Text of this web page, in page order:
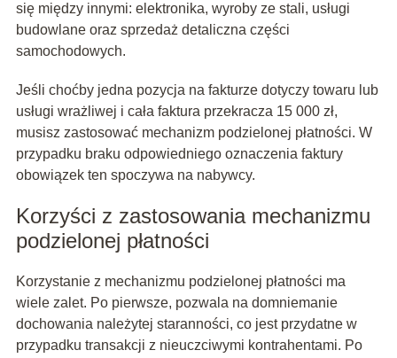
się między innymi: elektronika, wyroby ze stali, usługi
budowlane oraz sprzedaż detaliczna części
samochodowych.
Jeśli choćby jedna pozycja na fakturze dotyczy towaru lub
usługi wrażliwej i cała faktura przekracza 15 000 zł,
musisz zastosować mechanizm podzielonej płatności. W
przypadku braku odpowiedniego oznaczenia faktury
obowiązek ten spoczywa na nabywcy.
Korzyści z zastosowania mechanizmu
podzielonej płatności
Korzystanie z mechanizmu podzielonej płatności ma
wiele zalet. Po pierwsze, pozwala na domniemanie
dochowania należytej staranności, co jest przydatne w
przypadku transakcji z nieuczciwymi kontrahentami. Po